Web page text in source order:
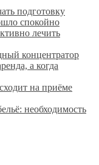
подготовку
спокойно
лечить
концентратор
а когда
на приёме
необходимость